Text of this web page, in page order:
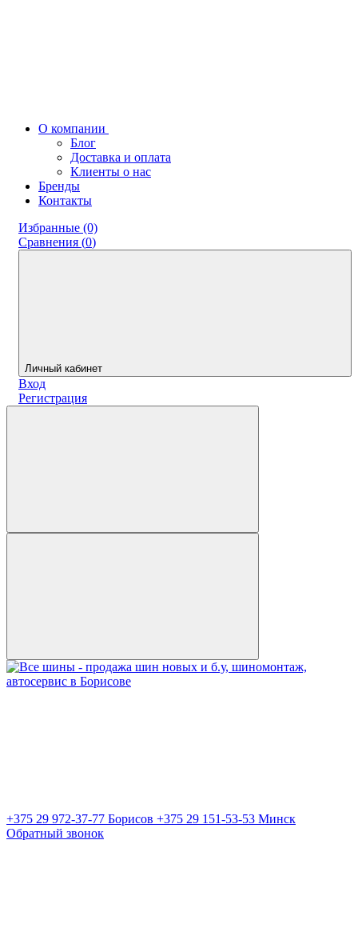
О компании
Блог
Доставка и оплата
Клиенты о нас
Бренды
Контакты
Избранные (0)
Сравнения (0)
Личный кабинет
Вход
Регистрация
+375 29 972-37-77 Борисов +375 29 151-53-53 Минск
Обратный звонок